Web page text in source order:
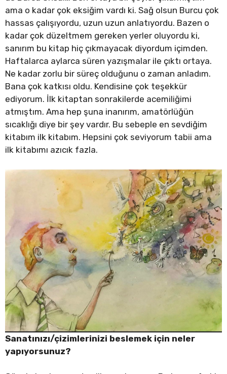
ama o kadar çok eksiğim vardı ki. Sağ olsun Burcu çok
hassas çalışıyordu, uzun uzun anlatıyordu. Bazen o
kadar çok düzeltmem gereken yerler oluyordu ki,
sanırım bu kitap hiç çıkmayacak diyordum içimden.
Haftalarca aylarca süren yazışmalar ile çıktı ortaya.
Ne kadar zorlu bir süreç olduğunu o zaman anladım.
Bana çok katkısı oldu. Kendisine çok teşekkür
ediyorum. İlk kitaptan sonrakilerde acemiliğimi
atmıştım. Ama hep şuna inanırım, amatörlüğün
sıcaklığı diye bir şey vardır. Bu sebeple en sevdiğim
kitabım ilk kitabım. Hepsini çok seviyorum tabii ama
ilk kitabımı azıcık fazla.
Sanatınızı/çizimlerinizi beslemek için neler
yapıyorsunuz?